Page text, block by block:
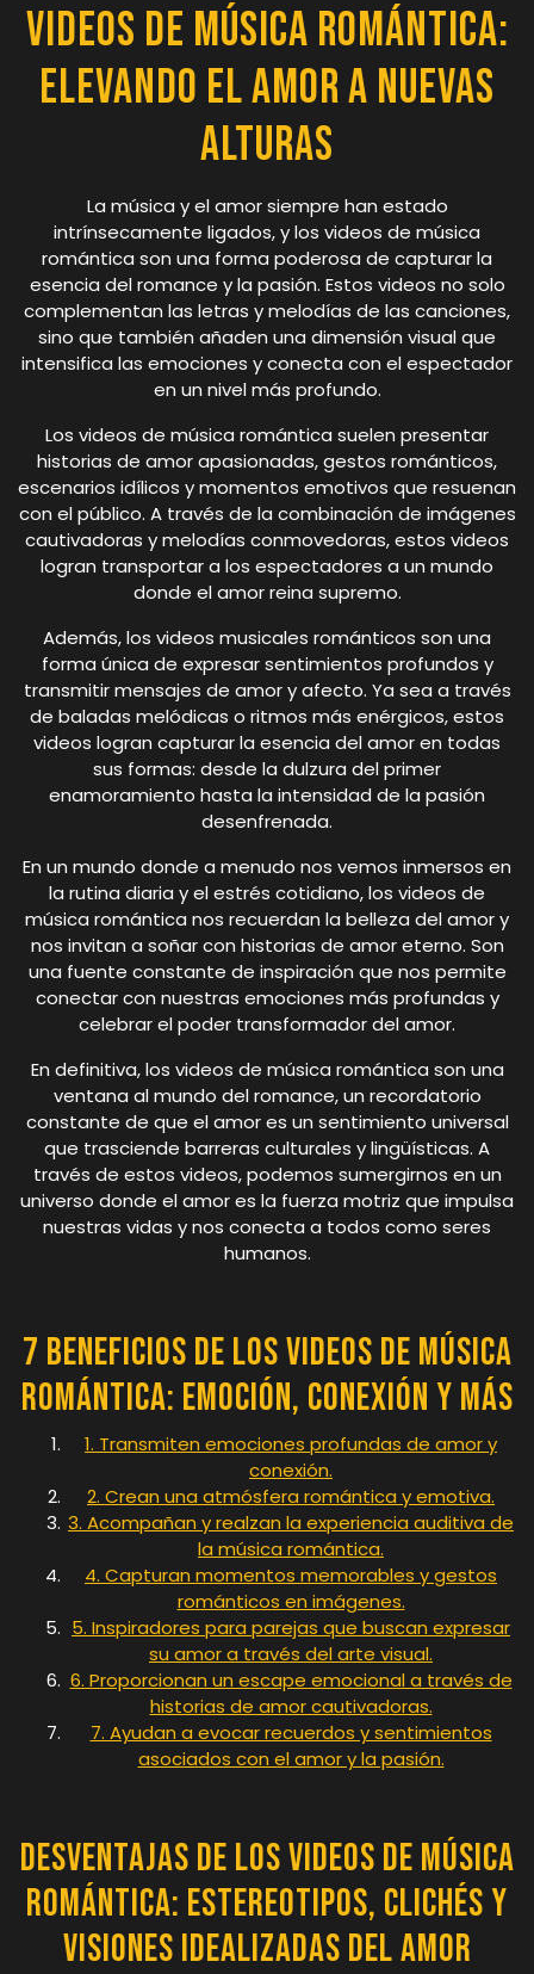
Videos de Música Romántica:
Elevando el Amor a Nuevas
Alturas
La música y el amor siempre han estado
intrínsecamente ligados, y los videos de música
romántica son una forma poderosa de capturar la
esencia del romance y la pasión. Estos videos no solo
complementan las letras y melodías de las canciones,
sino que también añaden una dimensión visual que
intensifica las emociones y conecta con el espectador
en un nivel más profundo.
Los videos de música romántica suelen presentar
historias de amor apasionadas, gestos románticos,
escenarios idílicos y momentos emotivos que resuenan
con el público. A través de la combinación de imágenes
cautivadoras y melodías conmovedoras, estos videos
logran transportar a los espectadores a un mundo
donde el amor reina supremo.
Además, los videos musicales románticos son una
forma única de expresar sentimientos profundos y
transmitir mensajes de amor y afecto. Ya sea a través
de baladas melódicas o ritmos más enérgicos, estos
videos logran capturar la esencia del amor en todas
sus formas: desde la dulzura del primer
enamoramiento hasta la intensidad de la pasión
desenfrenada.
En un mundo donde a menudo nos vemos inmersos en
la rutina diaria y el estrés cotidiano, los videos de
música romántica nos recuerdan la belleza del amor y
nos invitan a soñar con historias de amor eterno. Son
una fuente constante de inspiración que nos permite
conectar con nuestras emociones más profundas y
celebrar el poder transformador del amor.
En definitiva, los videos de música romántica son una
ventana al mundo del romance, un recordatorio
constante de que el amor es un sentimiento universal
que trasciende barreras culturales y lingüísticas. A
través de estos videos, podemos sumergirnos en un
universo donde el amor es la fuerza motriz que impulsa
nuestras vidas y nos conecta a todos como seres
humanos.
7 Beneficios de los Videos de Música
Romántica: Emoción, Conexión y Más
1. Transmiten emociones profundas de amor y
conexión.
2. Crean una atmósfera romántica y emotiva.
3. Acompañan y realzan la experiencia auditiva de
la música romántica.
4. Capturan momentos memorables y gestos
románticos en imágenes.
5. Inspiradores para parejas que buscan expresar
su amor a través del arte visual.
6. Proporcionan un escape emocional a través de
historias de amor cautivadoras.
7. Ayudan a evocar recuerdos y sentimientos
asociados con el amor y la pasión.
Desventajas de los Videos de Música
Romántica: Estereotipos, Clichés y
Visiones Idealizadas del Amor